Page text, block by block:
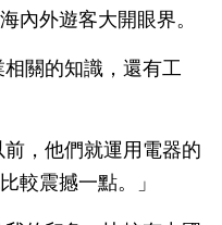
內外遊客大開眼界。
關的知識，還有工
，他們就運用電器的
較震撼一點。」